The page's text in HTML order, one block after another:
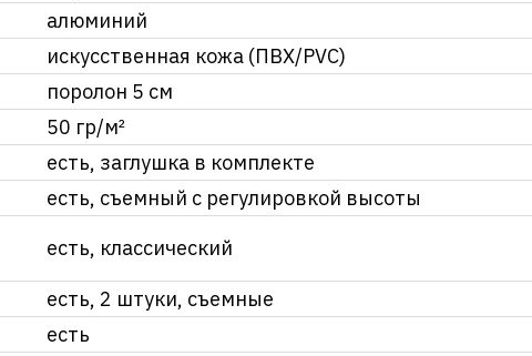
алюминий
искусственная кожа (ПВХ/PVC)
поролон 5 см
50 гр/м²
есть, заглушка в комплекте
есть, съемный с регулировкой высоты
есть, классический
есть, 2 штуки, съемные
есть